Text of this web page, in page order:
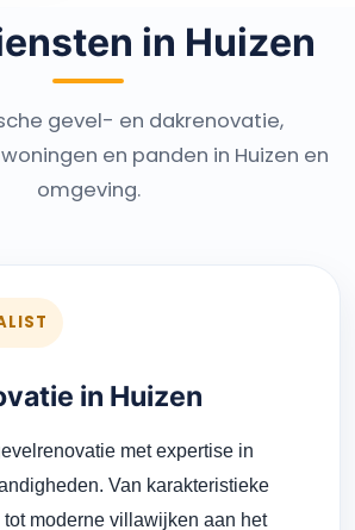
in Huizen
gevel- en dakrenovatie,
en panden in Huizen en
omgeving.
in Huizen
met expertise in
Van karakteristieke
moderne villawijken aan het